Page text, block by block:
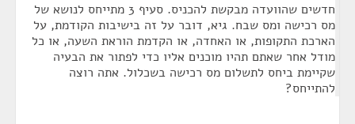
חדשים שהוועדה מבקשת להכניס. סעיף 3 מתייחס לנושא של
מס רכישה ומס שבח. גיא, דובר על זה בישיבות הקודמת, על
הארכת התקופות, או האחדה, או הקדמת הוראת השעה, או כל
מודל אחר שאתם תהיו מוכנים אליו כדי לפתור את הבעיה
שקיימת ביחס לתשלום מס רכישה בשכלול. אתה רוצה
להתייחס?